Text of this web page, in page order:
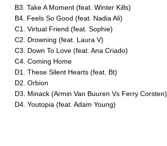
B3. Take A Moment (feat. Winter Kills)
B4. Feels So Good (feat. Nadia Ali)
C1. Virtual Friend (feat. Sophie)
C2. Drowning (feat. Laura V)
C3. Down To Love (feat. Ana Criado)
C4. Coming Home
D1. These Silent Hearts (feat. Bt)
D2. Orbion
D3. Minack (Armin Van Buuren Vs Ferry Corsten)
D4. Youtopia (feat. Adam Young)